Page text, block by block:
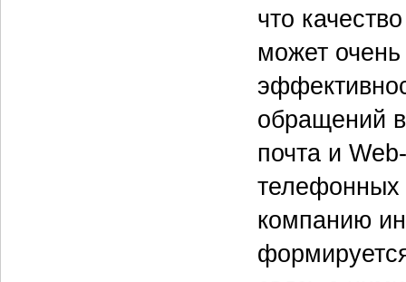
что
может
обращений
почта и
телефонных
компанию